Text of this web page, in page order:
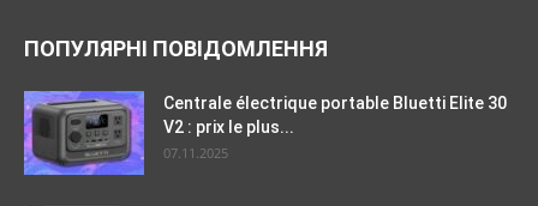
ПОПУЛЯРНІ ПОВІДОМЛЕННЯ
Centrale électrique portable Bluetti Elite 30
V2 : prix le plus...
07.11.2025